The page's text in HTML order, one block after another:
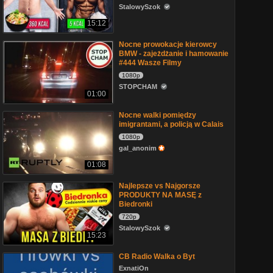
15:12
StalowySzok
01:00
Nocne prowokacje kierowcy
BMW - zajeżdżanie i hamowanie
#444 Wasze Filmy
1080p
STOPCHAM
01:08
Nocne walki pomiędzy
imigrantami, a policją w Calais
1080p
gal_anonim
15:23
Najlepsze vs Najgorsze
PRODUKTY NA MASĘ z
Biedronki
720p
StalowySzok
CB Radio Walka o Byt
ExnatiOn